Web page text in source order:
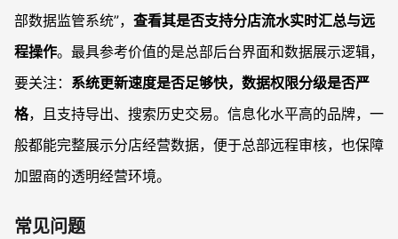
部数据监管系统”， 查看其是否支持分店流水实时汇总与远
程操作。最具参考价值的是总部后台界面和数据展示逻辑，
要关注： 系统更新速度是否足够快，数据权限分级是否严
格，且支持导出、搜索历史交易。信息化水平高的品牌，一
般都能完整展示分店经营数据，便于总部远程审核，也保障
加盟商的透明经营环境。
常见问题